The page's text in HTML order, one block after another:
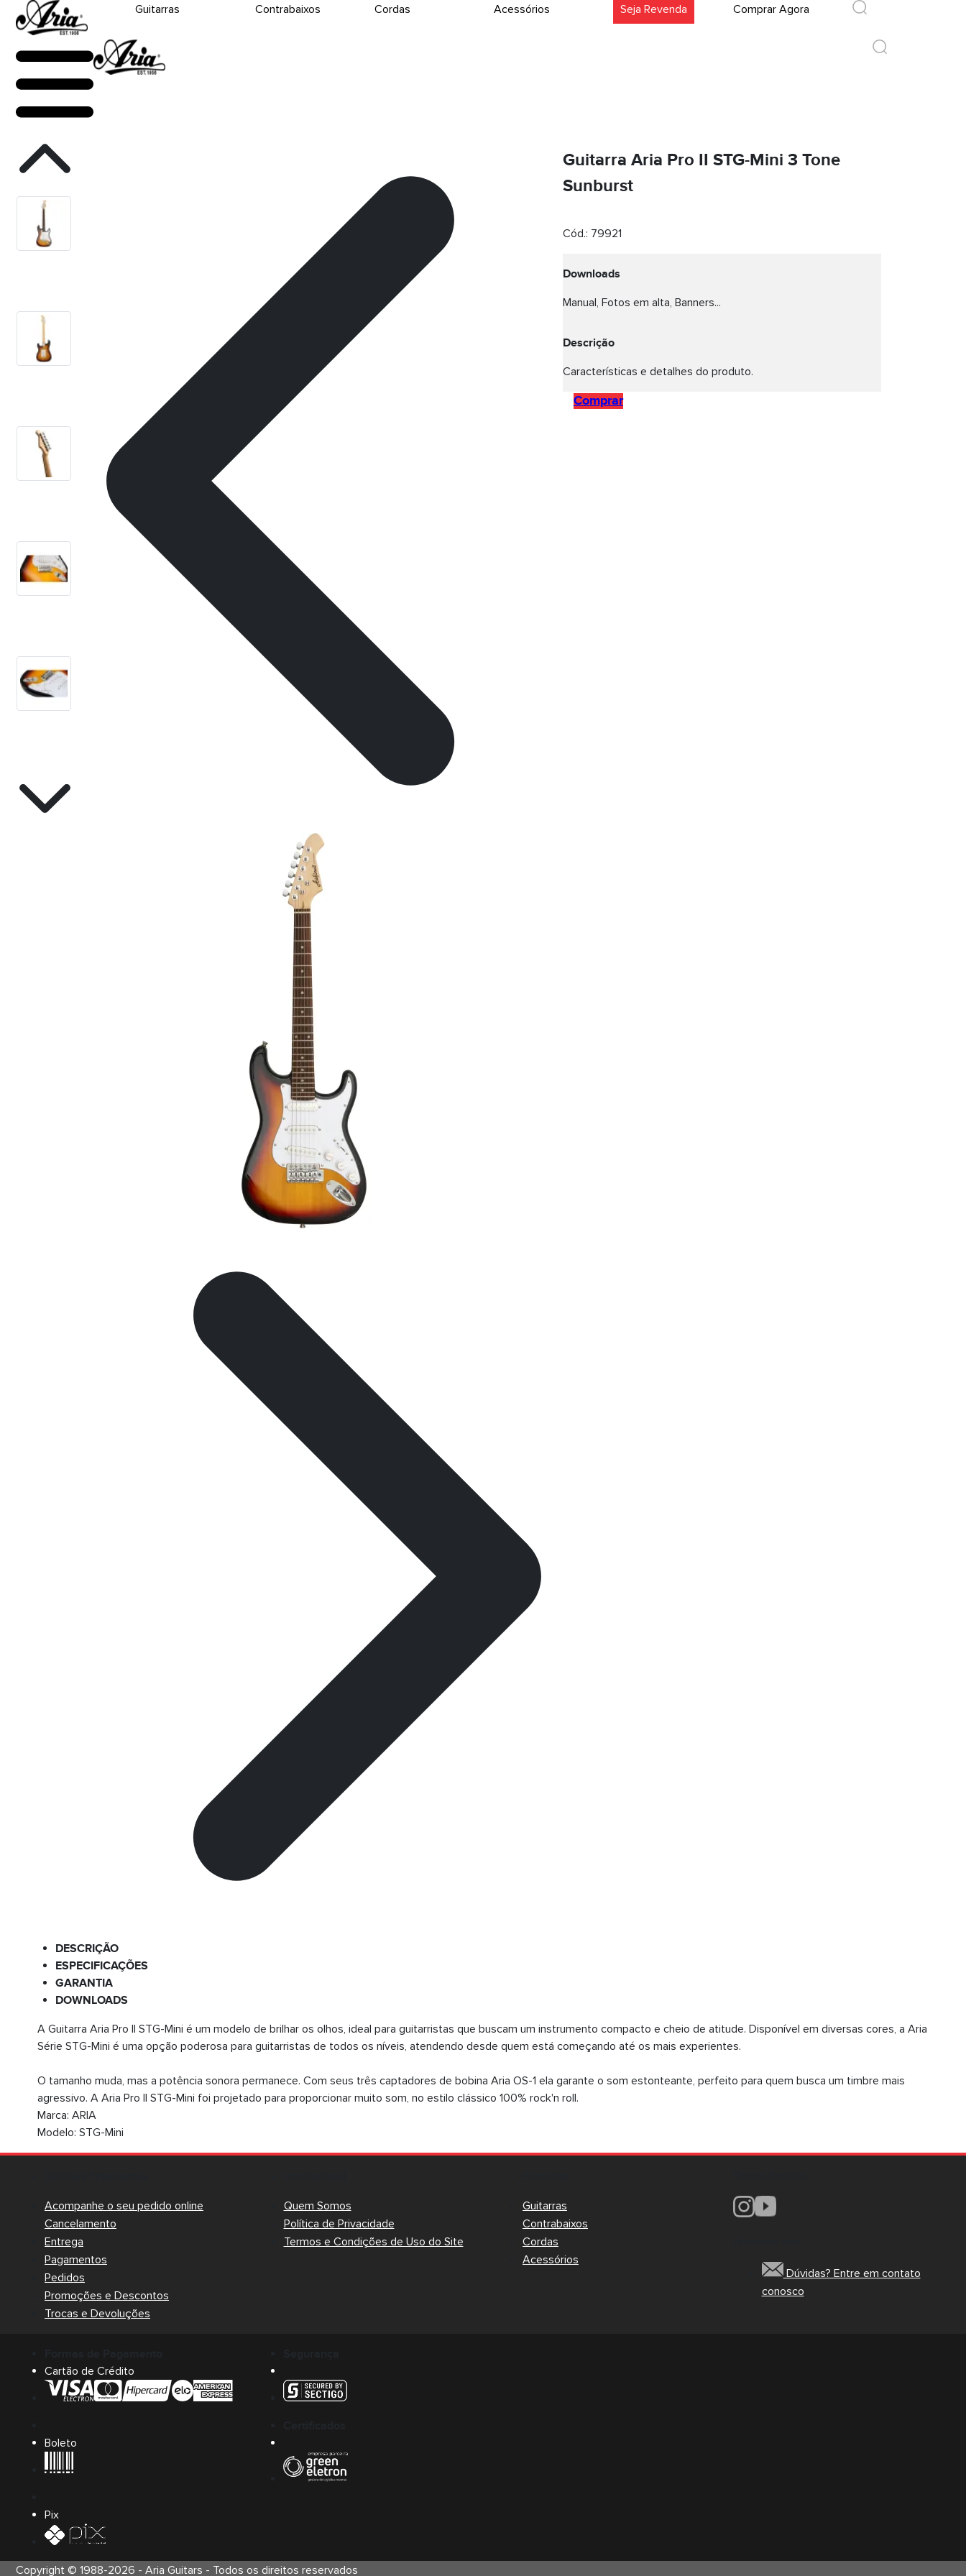
Guitarras Contrabaixos Cordas Acessórios Seja Revenda Comprar Agora
Guitarra Aria Pro II STG-Mini 3 Tone
Sunburst
Cód.: 79921
Downloads
Manual, Fotos em alta, Banners...
Descrição
Características e detalhes do produto.
Comprar
DESCRIÇÃO
ESPECIFICAÇÕES
GARANTIA
DOWNLOADS
A Guitarra Aria Pro II STG-Mini é um modelo de brilhar os olhos, ideal para guitarristas que buscam um instrumento compacto e cheio de atitude. Disponível em diversas cores, a Aria
Série STG-Mini é uma opção poderosa para guitarristas de todos os níveis, atendendo desde quem está começando até os mais experientes.
O tamanho muda, mas a potência sonora permanece. Com seus três captadores de bobina Aria OS-1 ela garante o som estonteante, perfeito para quem busca um timbre mais
agressivo. A Aria Pro II STG-Mini foi projetado para proporcionar muito som, no estilo clássico 100% rock'n roll.
Marca: ARIA
Modelo: STG-Mini
Acompanhe o seu pedido online
Cancelamento
Entrega
Pagamentos
Pedidos
Promoções e Descontos
Trocas e Devoluções
Quem Somos
Política de Privacidade
Termos e Condições de Uso do Site
Guitarras
Contrabaixos
Cordas
Acessórios
Dúvidas? Entre em contato
conosco
Cartão de Crédito
Boleto
Pix
Copyright © 1988-2026 - Aria Guitars - Todos os direitos reservados